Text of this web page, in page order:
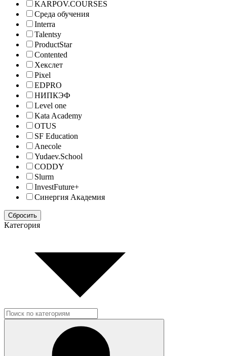
KARPOV.COURSES
Среда обучения
Interra
Talentsy
ProductStar
Contented
Хекслет
Pixel
EDPRO
НИПКЭФ
Level one
Kata Academy
OTUS
SF Education
Anecole
Yudaev.School
CODDY
Slurm
InvestFuture+
Синергия Академия
Сбросить
Категория